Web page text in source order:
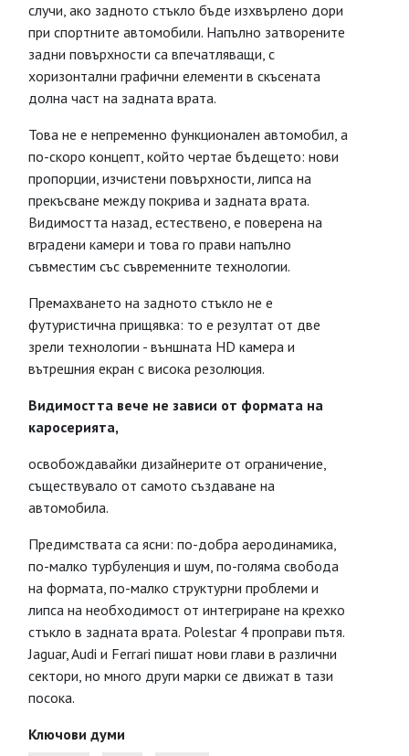
случи, ако задното стъкло бъде изхвърлено дори
при спортните автомобили. Напълно затворените
задни повърхности са впечатляващи, с
хоризонтални графични елементи в скъсената
долна част на задната врата.
Това не е непременно функционален автомобил, а
по-скоро концепт, който чертае бъдещето: нови
пропорции, изчистени повърхности, липса на
прекъсване между покрива и задната врата.
Видимостта назад, естествено, е поверена на
вградени камери и това го прави напълно
съвместим със съвременните технологии.
Премахването на задното стъкло не е
футуристична прищявка: то е резултат от две
зрели технологии - външната HD камера и
вътрешния екран с висока резолюция.
Видимостта вече не зависи от формата на
каросерията,
освобождавайки дизайнерите от ограничение,
съществувало от самото създаване на
автомобила.
Предимствата са ясни: по-добра аеродинамика,
по-малко турбуленция и шум, по-голяма свобода
на формата, по-малко структурни проблеми и
липса на необходимост от интегриране на крехко
стъкло в задната врата. Polestar 4 проправи пътя.
Jaguar, Audi и Ferrari пишат нови глави в различни
сектори, но много други марки се движат в тази
посока.
Ключови думи